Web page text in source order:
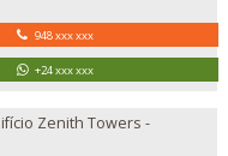
948 xxx xxx
+24 xxx xxx